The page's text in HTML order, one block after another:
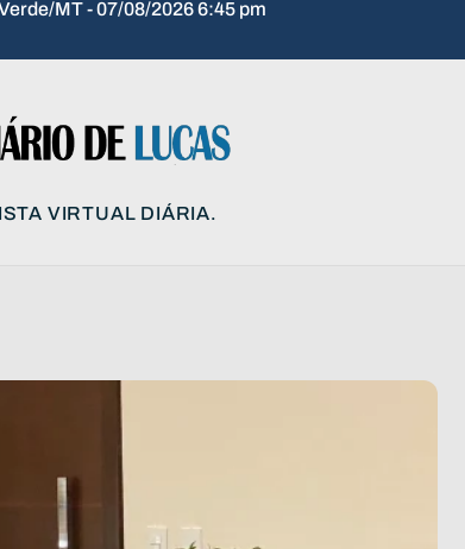
MT - 07/08/2026 6:45 pm
VIRTUAL DIÁRIA.